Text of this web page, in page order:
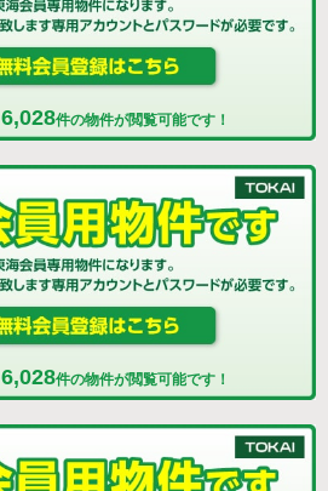
6,028件の物件が閲覧可能です！
6,028件の物件が閲覧可能です！